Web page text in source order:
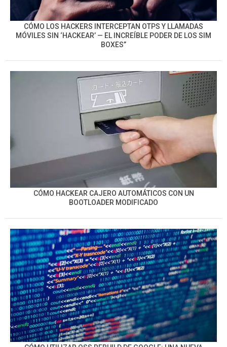
CÓMO LOS HACKERS INTERCEPTAN OTPS Y LLAMADAS
MÓVILES SIN ‘HACKEAR’ — EL INCREÍBLE PODER DE LOS SIM
BOXES”
CÓMO HACKEAR CAJERO AUTOMÁTICOS CON UN
BOOTLOADER MODIFICADO